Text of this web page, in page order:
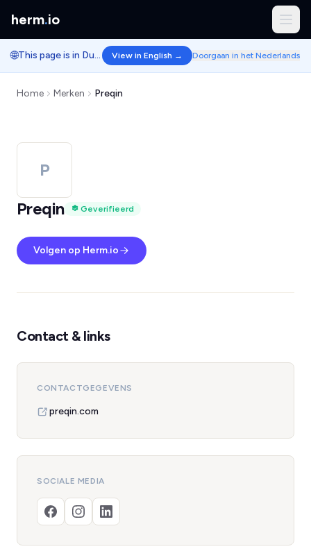
herm.io
🌐 This page is in Dutch. View in English → Doorgaan in het Nederlands
Home Merken Preqin
P
Preqin
Geverifieerd
Volgen op Herm.io
Contact & links
CONTACTGEGEVENS
preqin.com
SOCIALE MEDIA